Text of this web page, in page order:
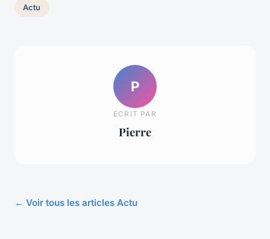
Actu
P
ECRIT PAR
Pierre
← Voir tous les articles Actu